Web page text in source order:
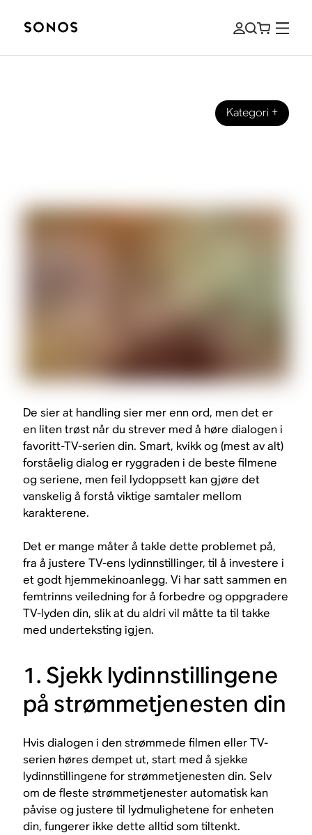
Kategori+
De sier at handling sier mer enn ord, men det er
en liten trøst når du strever med å høre dialogen i
favoritt-TV-serien din. Smart, kvikk og (mest av alt)
forståelig dialog er ryggraden i de beste filmene
og seriene, men feil lydoppsett kan gjøre det
vanskelig å forstå viktige samtaler mellom
karakterene.
Det er mange måter å takle dette problemet på,
fra å justere TV-ens lydinnstillinger, til å investere i
et godt hjemmekinoanlegg. Vi har satt sammen en
femtrinns veiledning for å forbedre og oppgradere
TV-lyden din, slik at du aldri vil måtte ta til takke
med underteksting igjen.
1. Sjekk lydinnstillingene
på strømmetjenesten din
Hvis dialogen i den strømmede filmen eller TV-
serien høres dempet ut, start med å sjekke
lydinnstillingene for strømmetjenesten din. Selv
om de fleste strømmetjenester automatisk kan
påvise og justere til lydmulighetene for enheten
din, fungerer ikke dette alltid som tiltenkt.